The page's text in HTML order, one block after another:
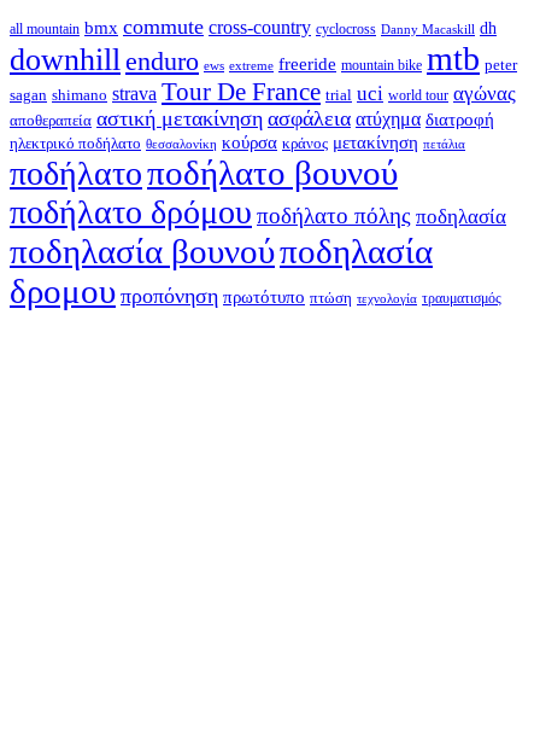
all mountain bmx commute cross-country cyclocross Danny Macaskill dh
downhillenduro ews extreme freeride mountain bike mtb peter
sagan shimano strava Tour De France trial uci world tour αγώνας
αποθεραπεία αστική μετακίνηση ασφάλεια ατύχημα διατροφή
ηλεκτρικό ποδήλατο θεσσαλονίκη κούρσα κράνος μετακίνηση πετάλια
ποδήλατοποδήλατο βουνού
ποδήλατο δρόμου ποδήλατο πόλης ποδηλασία
ποδηλασία βουνούποδηλασία
δρομου προπόνηση πρωτότυπο πτώση τεχνολογία τραυματισμός